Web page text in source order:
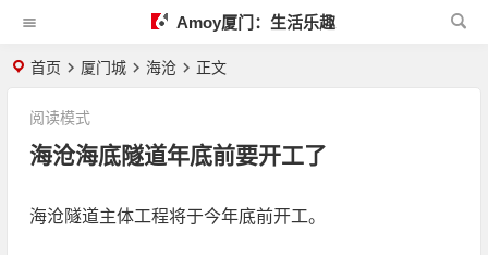
Amoy厦门：生活乐趣
首页 厦门城 海沧 正文
海沧海底隧道年底前要开工了
阅读模式
海沧隧道主体工程将于今年底前开工。